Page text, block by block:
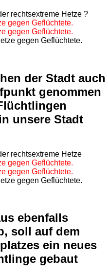
rechtsextreme Hetze ?
gegen Geflüchtete.
gegen Geflüchtete.
gegen Geflüchtete.
der Stadt auch
genommen
unsere Stadt
rechtsextreme Hetze
gegen Geflüchtete.
gegen Geflüchtete.
gegen Geflüchtete.
ebenfalls
soll auf dem
ein neues
gebaut